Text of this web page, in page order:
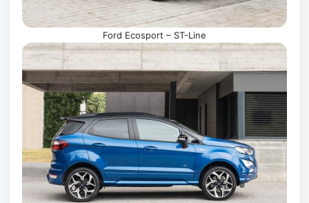
Ford Ecosport – ST-Line